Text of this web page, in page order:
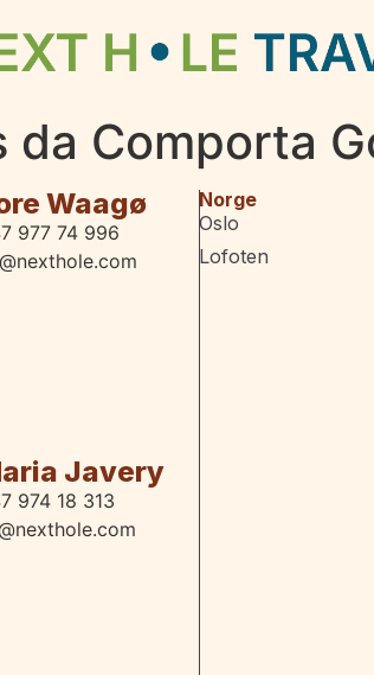
da Comporta
Waagø
977 74 996
Javery
974 18 313
Norge
Oslo
Lofoten